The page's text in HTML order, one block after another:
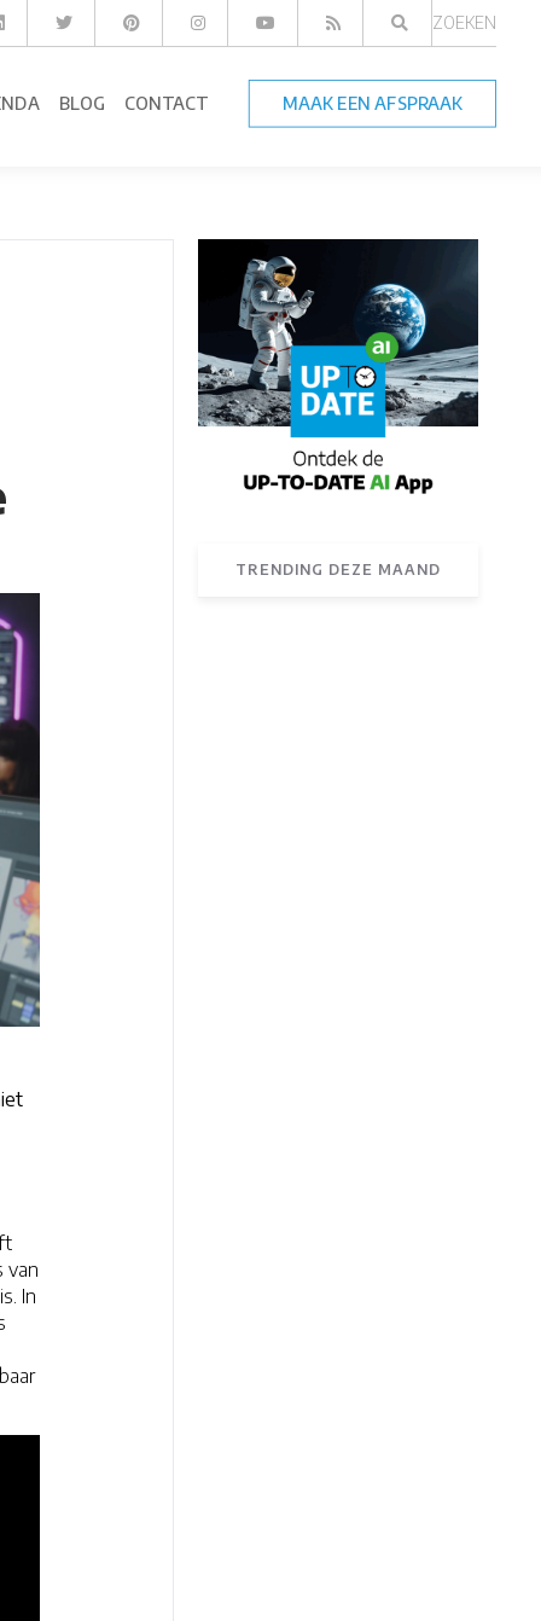
ZOEKEN
BLOG CONTACT MAAK EEN AFSPRAAK
van
In
TRENDING DEZE MAAND